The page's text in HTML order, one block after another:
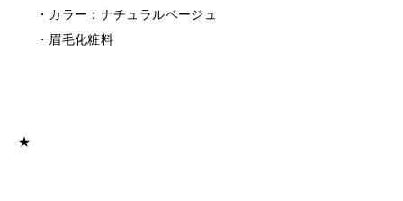
す。
＜保存/保管/期限について＞
・カラー：ナチュラルベージュ
・眉毛化粧料
★